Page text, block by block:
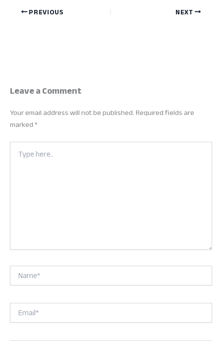
PREVIOUS NEXT
Leave a Comment
Your email address will not be published.Required fields are
marked*
Type
here..
Name*
Email*